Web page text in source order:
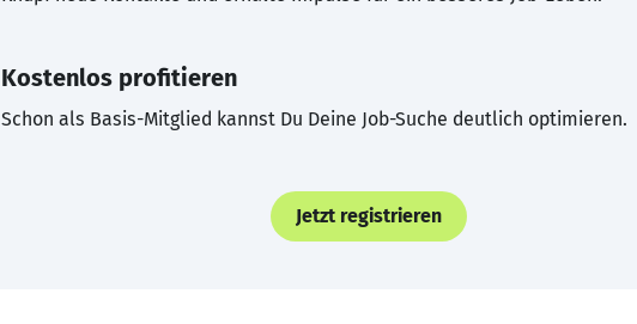
Kostenlos profitieren
Schon als Basis-Mitglied kannst Du Deine Job-Suche deutlich optimieren.
Jetzt registrieren